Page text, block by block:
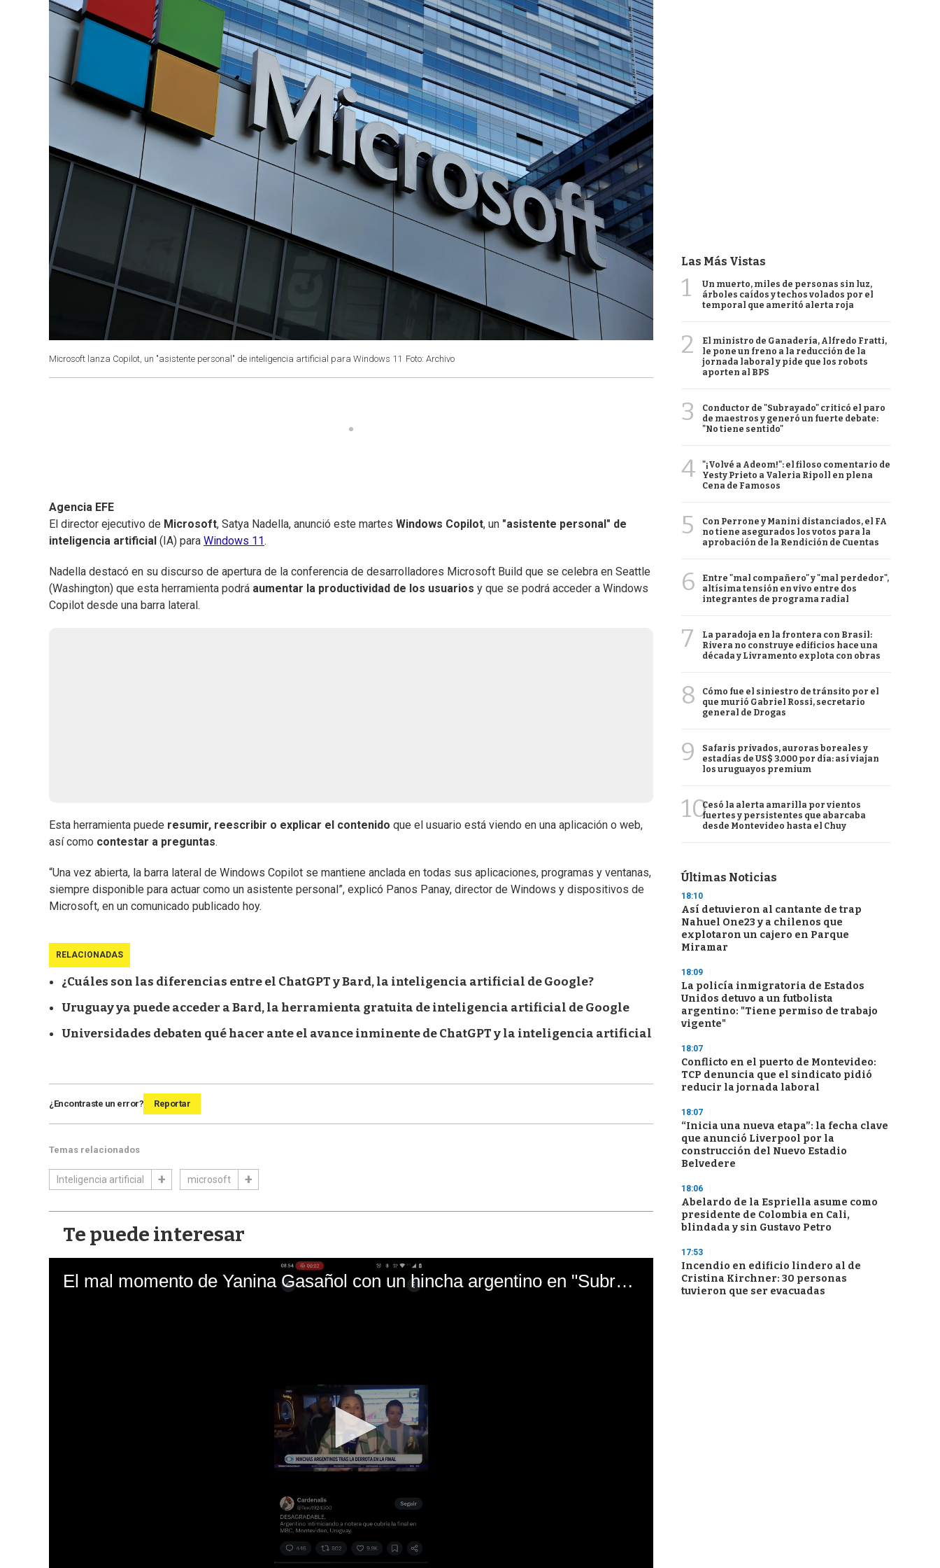
Microsoft lanza Copilot, un "asistente personal" de inteligencia artificial para Windows 11 Foto: Archivo
Agencia EFE
El director ejecutivo de Microsoft, Satya Nadella, anunció este martes Windows Copilot, un "asistente personal" de
inteligencia artificial (IA) para Windows 11.
Nadella destacó en su discurso de apertura de la conferencia de desarrolladores Microsoft Build que se celebra en Seattle
(Washington) que esta herramienta podrá aumentar la productividad de los usuarios y que se podrá acceder a Windows
Copilot desde una barra lateral.
Esta herramienta puede resumir, reescribir o explicar el contenido que el usuario está viendo en una aplicación o web,
así como contestar a preguntas.
“Una vez abierta, la barra lateral de Windows Copilot se mantiene anclada en todas sus aplicaciones, programas y ventanas,
siempre disponible para actuar como un asistente personal”, explicó Panos Panay, director de Windows y dispositivos de
Microsoft, en un comunicado publicado hoy.
RELACIONADAS
¿Cuáles son las diferencias entre el ChatGPT y Bard, la inteligencia artificial de Google?
Uruguay ya puede acceder a Bard, la herramienta gratuita de inteligencia artificial de Google
Universidades debaten qué hacer ante el avance inminente de ChatGPT y la inteligencia artificial
¿Encontraste un error? Reportar
Temas relacionados
Inteligencia artificial microsoft
Te puede interesar
El mal momento de Yanina Gasañol con un hincha argentino en "Subrayado"
Las Más Vistas
1
Un muerto, miles de personas sin luz,
árboles caídos y techos volados por el
temporal que ameritó alerta roja
2
El ministro de Ganadería, Alfredo Fratti,
le pone un freno a la reducción de la
jornada laboral y pide que los robots
aporten al BPS
3
Conductor de "Subrayado" criticó el paro
de maestros y generó un fuerte debate:
"No tiene sentido"
4
"¡Volvé a Adeom!": el filoso comentario de
Yesty Prieto a Valeria Ripoll en plena
Cena de Famosos
5
Con Perrone y Manini distanciados, el FA
no tiene asegurados los votos para la
aprobación de la Rendición de Cuentas
6
Entre "mal compañero" y "mal perdedor",
altísima tensión en vivo entre dos
integrantes de programa radial
7
La paradoja en la frontera con Brasil:
Rivera no construye edificios hace una
década y Livramento explota con obras
8
Cómo fue el siniestro de tránsito por el
que murió Gabriel Rossi, secretario
general de Drogas
9
Safaris privados, auroras boreales y
estadías de US$ 3.000 por día: así viajan
los uruguayos premium
10Cesó la alerta amarilla por vientos
fuertes y persistentes que abarcaba
desde Montevideo hasta el Chuy
Últimas Noticias
18:10
Así detuvieron al cantante de trap
Nahuel One23 y a chilenos que
explotaron un cajero en Parque
Miramar
18:09
La policía inmigratoria de Estados
Unidos detuvo a un futbolista
argentino: "Tiene permiso de trabajo
vigente"
18:07
Conflicto en el puerto de Montevideo:
TCP denuncia que el sindicato pidió
reducir la jornada laboral
18:07
“Inicia una nueva etapa”: la fecha clave
que anunció Liverpool por la
construcción del Nuevo Estadio
Belvedere
18:06
Abelardo de la Espriella asume como
presidente de Colombia en Cali,
blindada y sin Gustavo Petro
17:53
Incendio en edificio lindero al de
Cristina Kirchner: 30 personas
tuvieron que ser evacuadas